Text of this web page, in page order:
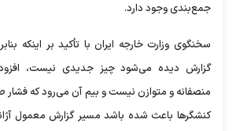
جمع‌بندی وجود دارد.
سخنگوی وزارت خارجه ایران با تأکید بر اینکه
گزارش دیده می‌شود چیز جدیدی نیست،
منصفانه و متوازن نیست و بیم آن می‌رود که
کنشگرها باعث شده باشد مسیر گزارش معمول